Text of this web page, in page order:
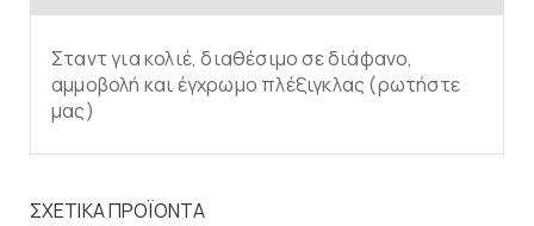
Σταντ για κολιέ, διαθέσιμο σε διάφανο,
αμμοβολή και έγχρωμο πλέξιγκλας (ρωτήστε
μας)
ΣΧΕΤΙΚΆ ΠΡΟΪΌΝΤΑ